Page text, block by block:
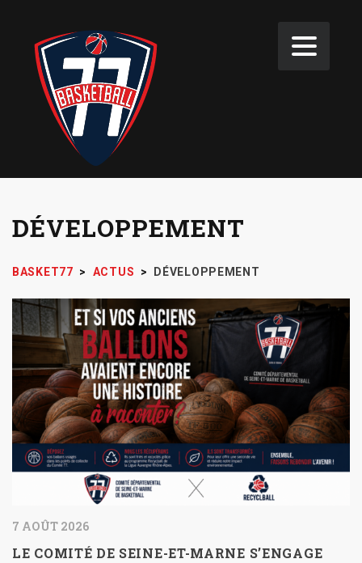
DÉVELOPPEMENT
BASKET77 > ACTUS > DÉVELOPPEMENT
7 AOÛT 2026
LE COMITÉ DE SEINE-ET-MARNE S’ENGAGE